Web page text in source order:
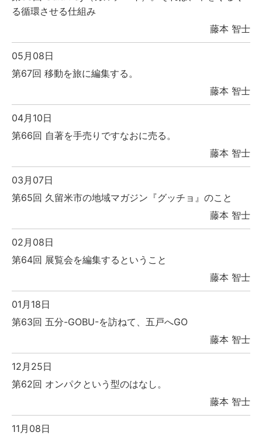
る循環させる仕組み
藤本 智士
05月08日
第67回 移動を旅に編集する。
藤本 智士
04月10日
第66回 自著を手売りですなおに売る。
藤本 智士
03月07日
第65回 久留米市の地域マガジン『グッチョ』のこと
藤本 智士
02月08日
第64回 展覧会を編集するということ
藤本 智士
01月18日
第63回 五分-GOBU-を訪ねて、五戸へGO
藤本 智士
12月25日
第62回 オンパクという型のはなし。
藤本 智士
11月08日